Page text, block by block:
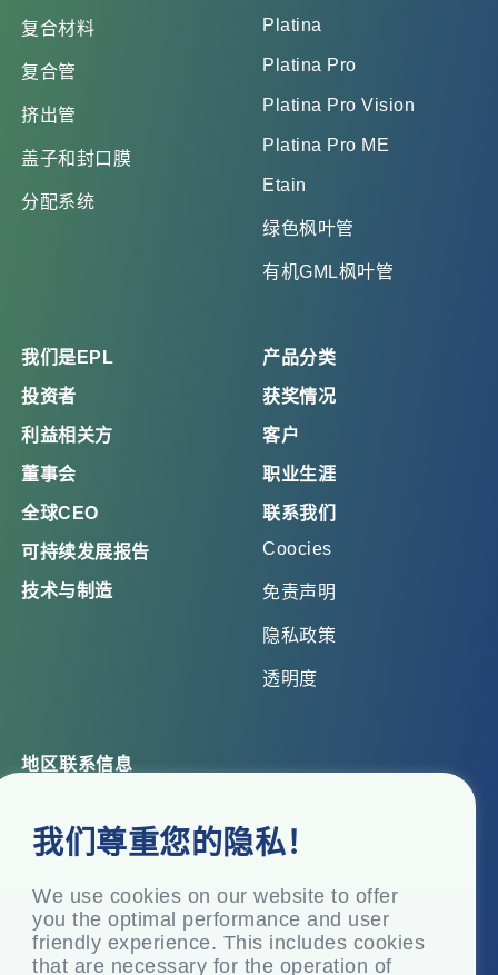
我们尊重您的隐私！
We use cookies on our website to offer
you the optimal performance and user
friendly experience. This includes cookies
that are necessary for the operation of
复合材料
复合管
挤出管
盖子和封口膜
分配系统
Platina
Platina Pro
Platina Pro Vision
Platina Pro ME
Etain
绿色枫叶管
有机GML枫叶管
我们是EPL
投资者
利益相关方
董事会
全球CEO
可持续发展报告
技术与制造
产品分类
获奖情况
客户
职业生涯
联系我们
Coocies
免责声明
隐私政策
透明度
地区联系信息
Top Floor, Times Tower, Kamala City, Senapati Bapat
Marg, Lower Parel, Mumbai – 400 013, Maharashtra,
注册办事处
P.O. Vasind, Taluka Shahapur, Dist.